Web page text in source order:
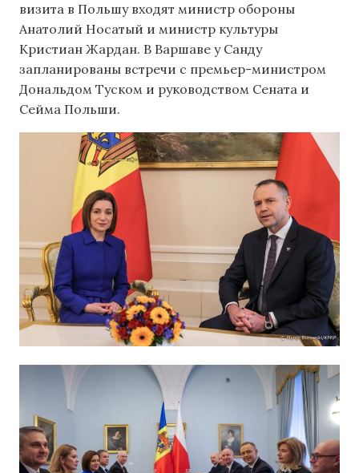
визита в Польшу входят министр обороны
Анатолий Носатый и министр культуры
Кристиан Жардан. В Варшаве у Санду
запланированы встречи с премьер-министром
Дональдом Туском и руководством Сената и
Сейма Польши.